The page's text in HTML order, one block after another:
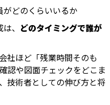
どのくらいいるか
、 どのタイミングで誰が
社ほど「残業時間そのも
認や図面チェックをどこま
技術者としての伸び方と将